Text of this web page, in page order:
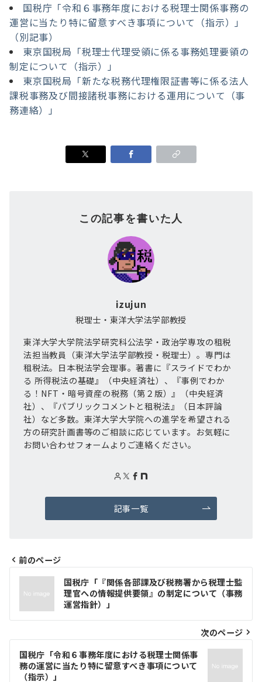
国税庁「令和６事務年度における税理士関係事務の
運営に当たり特に留意すべき事項について（指示）」
（別記事）
東京国税局「税理士代理受領に係る事務処理要領の
制定について（指示）」
東京国税局「新たな税務代理権限証書等に係る法人
課税事務及び間接諸税事務における運用について（事
務連絡）」
この記事を書いた人
izujun
税理士・東洋大学法学部教授
東洋大学大学院法学研究科公法学・政治学専攻の租税
法担当教員（東洋大学法学部教授・税理士）。専門は
租税法。日本税法学会理事。著書に『スライドでわか
る 所得税法の基礎』（中央経済社）、『事例でわか
る！NFT・暗号資産の税務（第２版）』（中央経済
社）、『パブリックコメントと租税法』（日本評論
社）など多数。東洋大学大学院への進学を希望される
方の研究計画書等のご相談に応じています。お気軽に
お問い合わせフォームよりご連絡ください。
記事一覧
投
ナ
ビ
ゲ
前のページ
国税庁「『関係各部課及び税務署から税理士監
理官への情報提供要領』の制定について（事務
運営指針）」
次のページ
国税庁「令和６事務年度における税理士関係事
務の運営に当たり特に留意すべき事項について
（指示）」